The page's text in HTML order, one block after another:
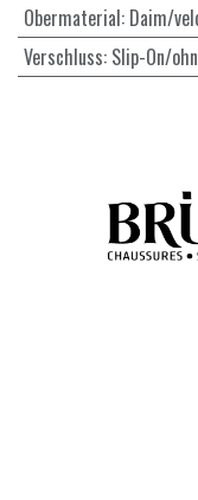
Obermaterial: Daim/
Verschluss: Slip-On/